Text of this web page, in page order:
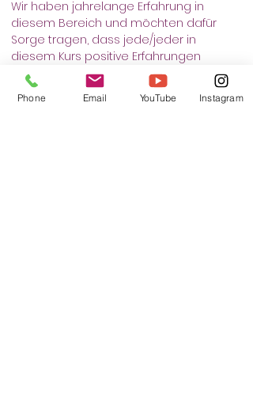
Wir haben jahrelange Erfahrung in
diesem Bereich und möchten dafür
Sorge tragen, dass jede/jeder in
diesem Kurs positive Erfahrungen
sammelt.
Phone Email YouTube Instagram